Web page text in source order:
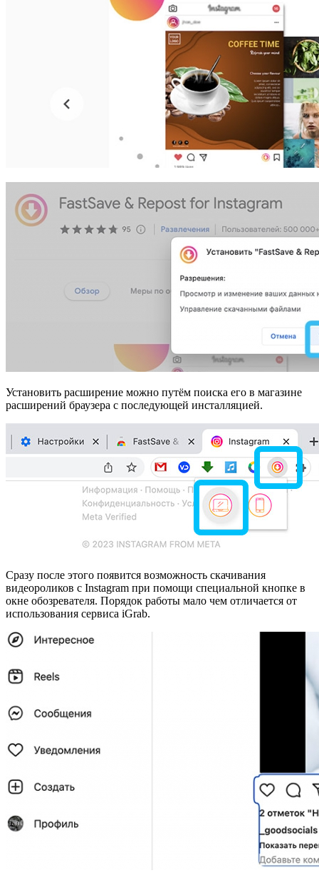
Установить расширение можно путём поиска его в магазине
расширений браузера с последующей инсталляцией.
Сразу после этого появится возможность скачивания
видеороликов с Instagram при помощи специальной кнопке в
окне обозревателя. Порядок работы мало чем отличается от
использования сервиса iGrab.